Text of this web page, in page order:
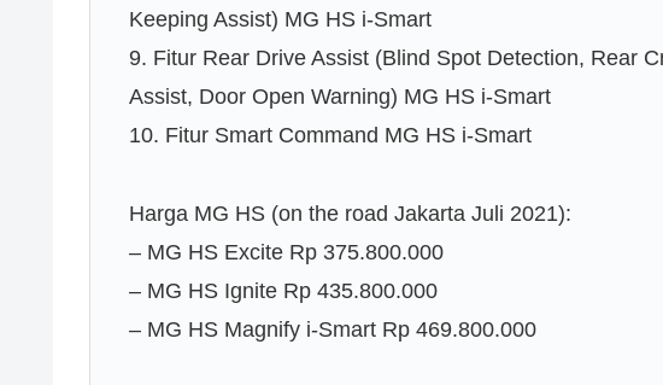
Keeping Assist) MG HS i-Smart
9. Fitur Rear Drive Assist (Blind Spot Detection, Rear
Assist, Door Open Warning) MG HS i-Smart
10. Fitur Smart Command MG HS i-Smart
Harga MG HS (on the road Jakarta Juli 2021):
– MG HS Excite Rp 375.800.000
– MG HS Ignite Rp 435.800.000
– MG HS Magnify i-Smart Rp 469.800.000